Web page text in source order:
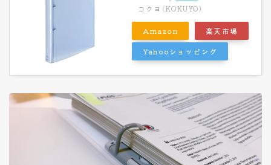
コクヨ(KOKUYO)
Amazon 楽天市場
Yahooショッピング